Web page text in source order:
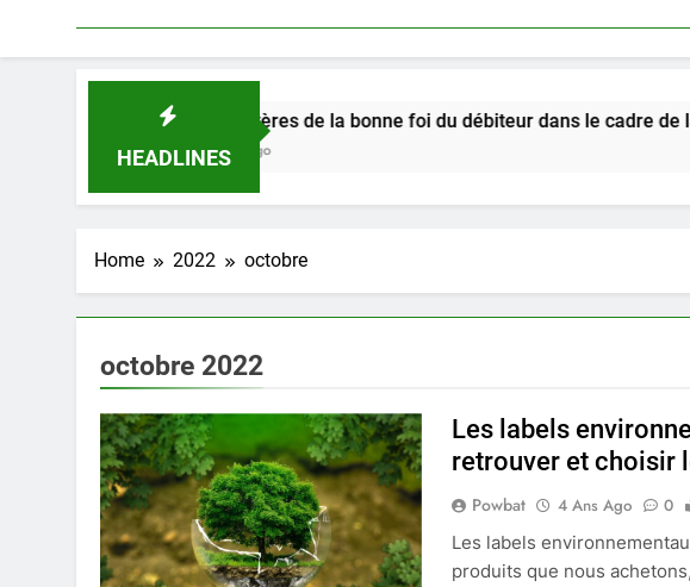
HEADLINES
Les critères de la bonne foi du débiteur dans le cadre de la
3 Mois Ago
Home 2022 octobre
octobre 2022
Les labels
retrouver et choisir
Powbat 4 Ans Ago 0
Les labels
produits que nous